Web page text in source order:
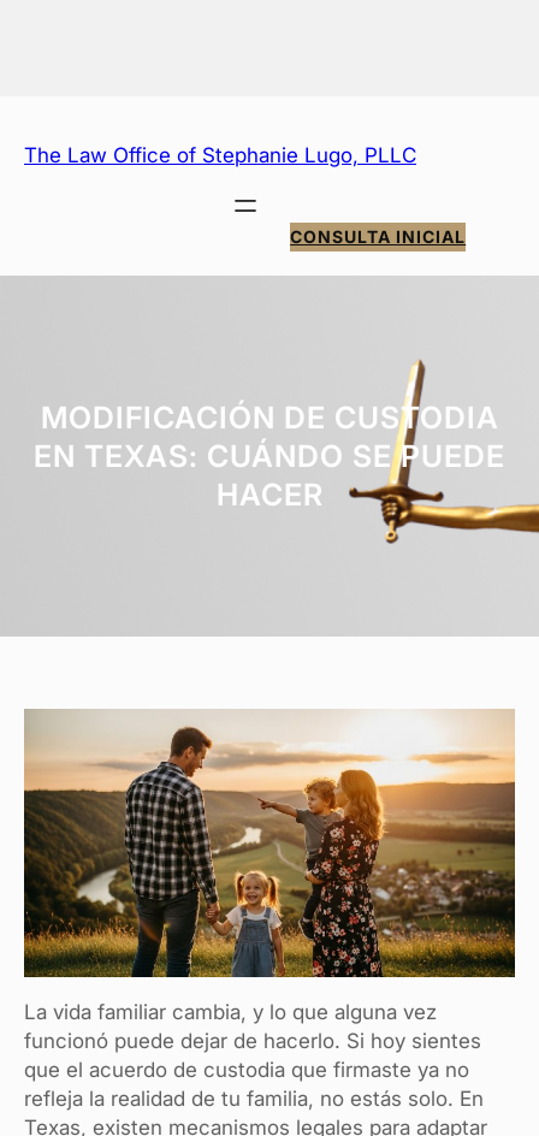
The Law Office of Stephanie Lugo, PLLC
CONSULTA INICIAL
MODIFICACIÓN DE CUSTODIA
EN TEXAS: CUÁNDO SE PUEDE
HACER
La vida familiar cambia, y lo que alguna vez
funcionó puede dejar de hacerlo. Si hoy sientes
que el acuerdo de custodia que firmaste ya no
refleja la realidad de tu familia, no estás solo. En
Texas, existen mecanismos legales para adaptar